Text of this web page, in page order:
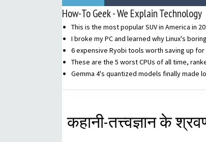
How-To Geek - We Explain Technology
This is the most popular SUV in America in
I broke my PC and learned why Linux's
6 expensive Ryobi tools worth saving up for
These are the 5 worst CPUs of all time,
Gemma 4's quantized models finally made
कहानी-तत्त्वज्ञान के